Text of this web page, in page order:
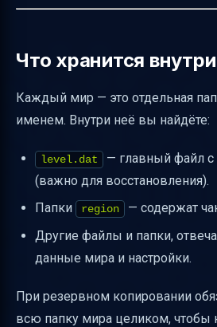
Что хранится
Каждый мир — это отдельная
именем. Внутри неё вы найдёте:
level.dat
— главный файл
(важно для восстановления).
Папки
region
— содержат
Другие файлы и папки,
данные мира и настройки.
При резервном копировании
всю папку мира целиком, чтобы